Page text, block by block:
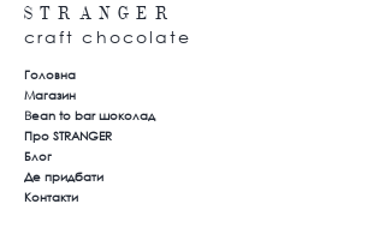
S T R A N G E R
craft chocolate
Головна
Магазин
Bean to bar шоколад
Про STRANGER
Блог
Де придбати
Контакти